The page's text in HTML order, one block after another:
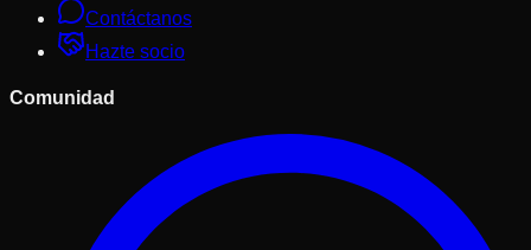
Contáctanos
Hazte socio
Comunidad